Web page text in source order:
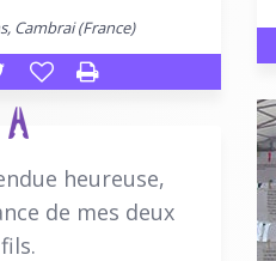
Cambrai (France)
heureuse,
de mes deux
fils.